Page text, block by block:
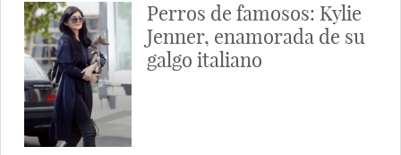
Perros de famosos: Kylie
Jenner, enamorada de su
galgo italiano